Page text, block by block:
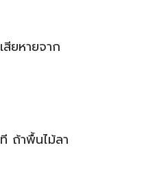
ยหายจาก
ถ้าพื้นไม้ลา